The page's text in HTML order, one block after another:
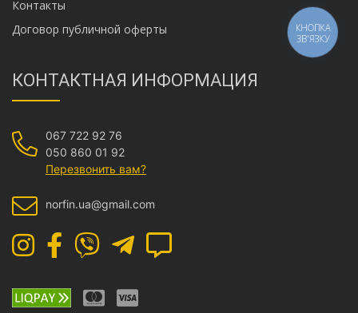
Контакты
Договор публичной оферты
КОНТАКТНАЯ ИНФОРМАЦИЯ
067 722 92 76
050 860 01 92
Перезвонить вам?
norfin.ua@gmail.com
КНОПКА
ЗВ'ЯЗКУ